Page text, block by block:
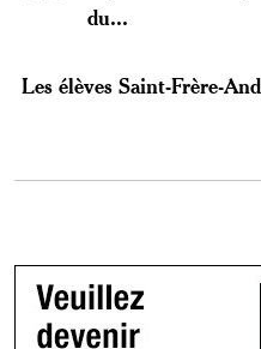
du...
Les élèves Saint-Frère-